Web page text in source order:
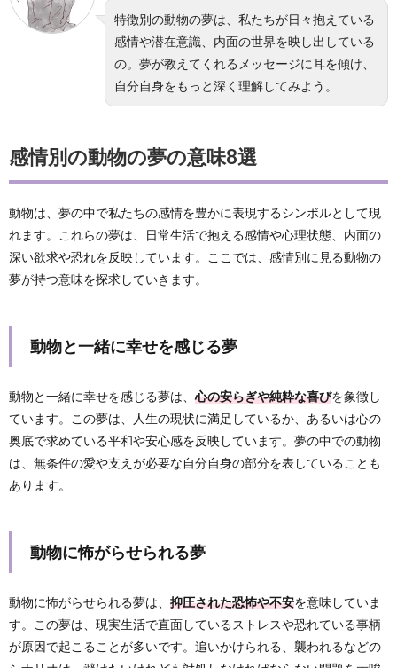
特徴別の動物の夢は、私たちが日々抱えている
感情や潜在意識、内面の世界を映し出している
の。夢が教えてくれるメッセージに耳を傾け、
自分自身をもっと深く理解してみよう。
感情別の動物の夢の意味8選
動物は、夢の中で私たちの感情を豊かに表現するシンボルとして現
れます。これらの夢は、日常生活で抱える感情や心理状態、内面の
深い欲求や恐れを反映しています。ここでは、感情別に見る動物の
夢が持つ意味を探求していきます。
動物と一緒に幸せを感じる夢
動物と一緒に幸せを感じる夢は、 心の安らぎや純粋な喜びを象徴し
ています。この夢は、人生の現状に満足しているか、あるいは心の
奥底で求めている平和や安心感を反映しています。夢の中での動物
は、無条件の愛や支えが必要な自分自身の部分を表していることも
あります。
動物に怖がらせられる夢
動物に怖がらせられる夢は、 抑圧された恐怖や不安を意味していま
す。この夢は、現実生活で直面しているストレスや恐れている事柄
が原因で起こることが多いです。追いかけられる、襲われるなどの